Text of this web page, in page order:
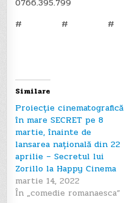
0766.395.799
# # #
Similare
Proiecție cinematografică
în mare SECRET pe 8
martie, înainte de
lansarea națională din 22
aprilie – Secretul lui
Zorillo la Happy Cinema
martie 14, 2022
În „comedie romanaesca”